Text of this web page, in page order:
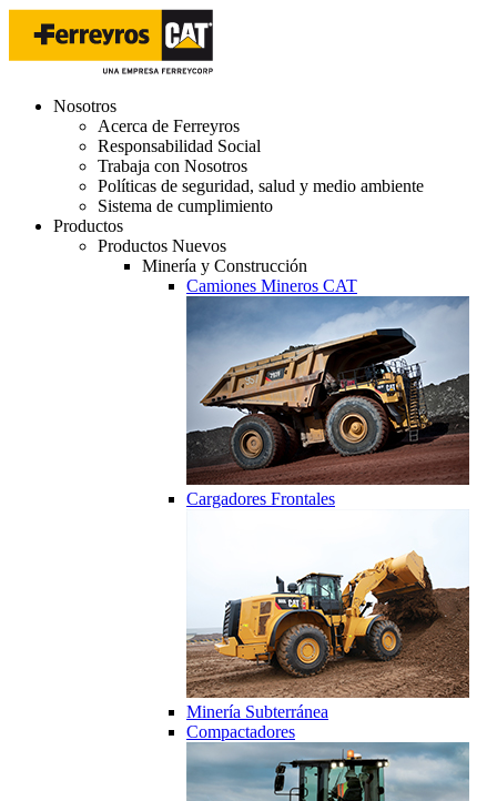
Nosotros
Acerca de Ferreyros
Responsabilidad Social
Trabaja con Nosotros
Políticas de seguridad, salud y medio ambiente
Sistema de cumplimiento
Productos
Productos Nuevos
Minería y Construcción
Camiones Mineros CAT
Cargadores Frontales
Minería Subterránea
Compactadores